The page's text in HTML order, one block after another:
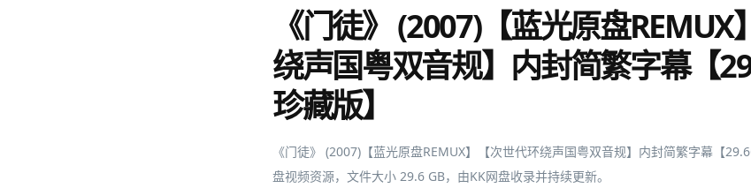
《门徒》 (2007)【蓝光原盘
绕声国粤双音规】内封简繁字幕【
珍藏版】
《门徒》 (2007)【蓝光原盘REMUX】【次世代环绕声国粤双音规】内封简繁字幕【
盘视频资源，文件大小 29.6 GB，由KK网盘收录并持续更新。